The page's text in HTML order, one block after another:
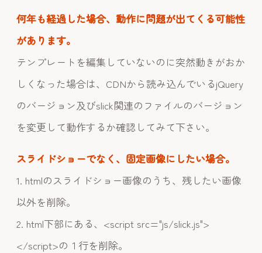
何年も経過した場合、動作に問題が出てくる可能性
があります。
テンプレートを編集していないのに突然動きがおか
しくなった場合は、CDNから読み込んでいるjQuery
のバージョン及びslick関連のファイルのバージョン
を変更して動作するか確認してみて下さい。
スライドショーでなく、固定画像にしたい場合。
1. htmlのスライドショー画像のうち、残したい画像
以外を削除。
2. html下部にある、<script src="js/slick.js">
</script>の１行を削除。